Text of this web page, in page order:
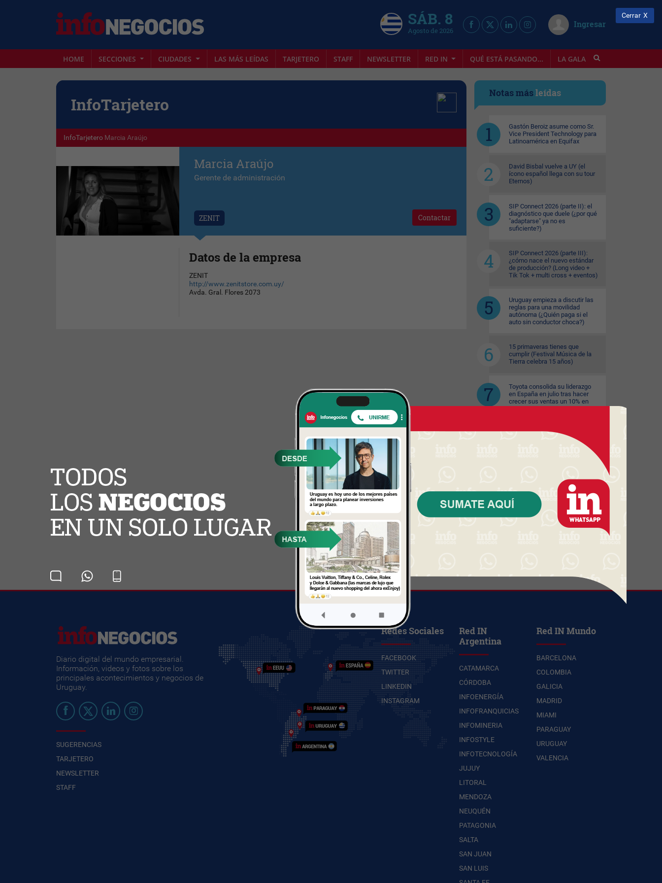
SÁB. 8
Agosto de 2026
Ingresar
HOME SECCIONES CIUDADES LAS MÁS LEÍDAS TARJETERO STAFF NEWSLETTER RED IN QUÉ ESTÁ PASANDO... LA GALA INFOSTYLE
InfoTarjetero
InfoTarjetero Marcia Araújo
Marcia Araújo
Gerente de administración
ZENIT Contactar
Datos de la empresa
ZENIT
http://www.zenitstore.com.uy/
Avda. Gral. Flores 2073
Notas másleídas
Gastón Beroiz asume como Sr.
Vice President Technology para
Latinoamérica en Equifax
David Bisbal vuelve a UY (el
ícono español llega con su tour
Eternos)
SIP Connect 2026 (parte II): el
diagnóstico que duele (¿por qué
"adaptarse" ya no es
suficiente?)
SIP Connect 2026 (parte III):
¿cómo nace el nuevo estándar
de producción? (Long video +
Tik Tok + multi cross + eventos)
Uruguay empieza a discutir las
reglas para una movilidad
autónoma (¿Quién paga si el
auto sin conductor choca?)
15 primaveras tienes que
cumplir (Festival Música de la
Tierra celebra 15 años)
Toyota consolida su liderazgo
en España en julio tras hacer
crecer sus ventas un 10% en
El copetín hizo punta en el
primer semestre (aumento de
Carrasco vs. barrios privados:
qué se puede comprar por unos
US$ 600.000 en el mercado
inmobiliario premium
Starbucks Japón y la cápsula
Diario digital del mundo empresarial.
Información, videos y fotos sobre los
principales acontecimientos y negocios de
Uruguay.
SUGERENCIAS
TARJETERO
NEWSLETTER
STAFF
Redes Sociales
FACEBOOK
TWITTER
LINKEDIN
INSTAGRAM
Red IN
Argentina
CATAMARCA
CÓRDOBA
INFOENERGÍA
INFOFRANQUICIAS
INFOMINERIA
INFOSTYLE
INFOTECNOLOGÍA
JUJUY
LITORAL
MENDOZA
NEUQUÉN
PATAGONIA
SALTA
SAN JUAN
SAN LUIS
Red IN Mundo
BARCELONA
COLOMBIA
GALICIA
MADRID
MIAMI
PARAGUAY
URUGUAY
VALENCIA
Cerrar